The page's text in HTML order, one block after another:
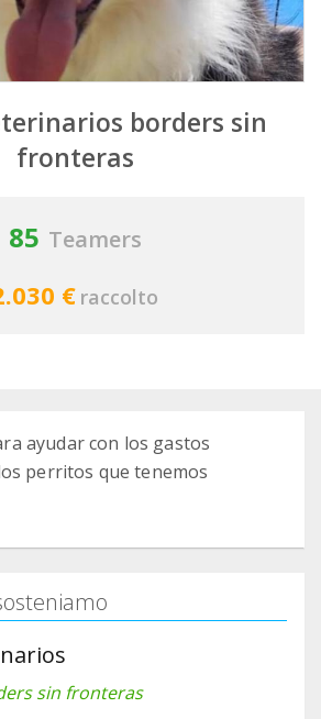
borders sin
fronteras
85 Teamers
€ raccolto
ayudar con los gastos
perritos que tenemos
sin fronteras